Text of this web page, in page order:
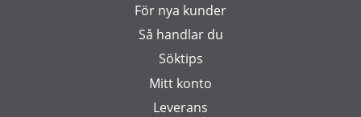
För nya kunder
Så handlar du
Söktips
Mitt konto
Leverans